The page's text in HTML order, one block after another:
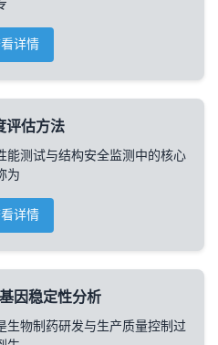
详情
评估方法
能测试与结构安全监测中的核心
为
详情
因稳定性分析
生物制药研发与生产质量控制过